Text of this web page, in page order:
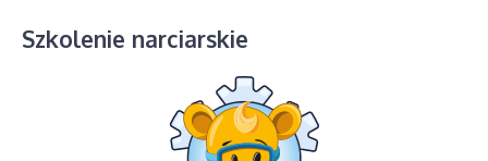
Szkolenie narciarskie